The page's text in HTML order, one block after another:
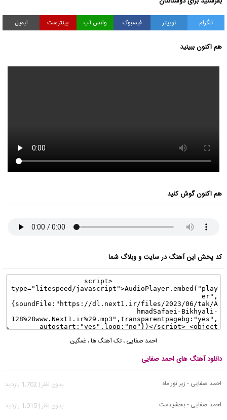
تلگرام توییتر فیسبوک واتس آپ پینترست ایمیل
هم اکنون ببینید
هم اکنون گوش کنید
کد پخش این آهنگ در سایت و وبلاگ شما
احمد صفایی ، تک آهنگ ها، غمگین
دانلود آهنگ های احمد صفایی
احمد صفایی - زیر نور ماه
بدون نظر | 1,702 بازدید
احمد صفایی - بخشیدمت
بدون نظر | 1,015 بازدید